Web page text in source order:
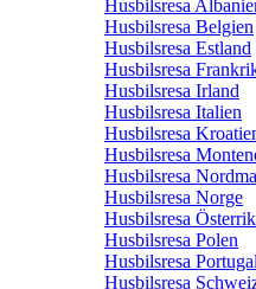
Husbilsresa
Husbilsresa Belgien
Husbilsresa Estland
Husbilsresa
Husbilsresa Irland
Husbilsresa Italien
Husbilsresa
Husbilsresa
Husbilsresa
Husbilsresa Norge
Husbilsresa
Husbilsresa Polen
Husbilsresa Portugal
Husbilsresa